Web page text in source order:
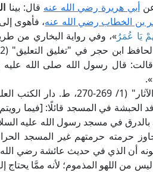
عنأبي هريرة رضي الله عنه قال: بينا
بن الخطاب رضي الله عنه، فأهوى
يَا عُمَرُ»، وفي رواية البخاري من
قالت: قال رسول الله صلى الله عليه
».
وقد ذكر الإمام أبو جعفر الطحاوي الحنفي في "مشكل
في المسجد قائلًا: [فيما
في مسجد رسول الله عليه
حرمته حرمتهم غير المسجد
أن الذي في حديث عائشة رضي
اللهو المذموم؛ لأنه ممَّا يحتاج